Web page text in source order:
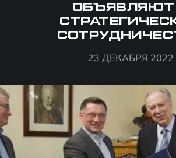
ОБЪЯВЛЯЮТ
23 ДЕКАБРЯ 2022